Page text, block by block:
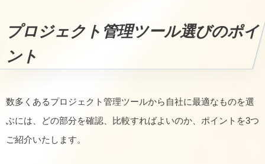
プロジェクト管理ツール選びのポイ
ント
数多くあるプロジェクト管理ツールから自社に最適なものを選
ぶには、どの部分を確認、比較すればよいのか、ポイントを3つ
ご紹介いたします。